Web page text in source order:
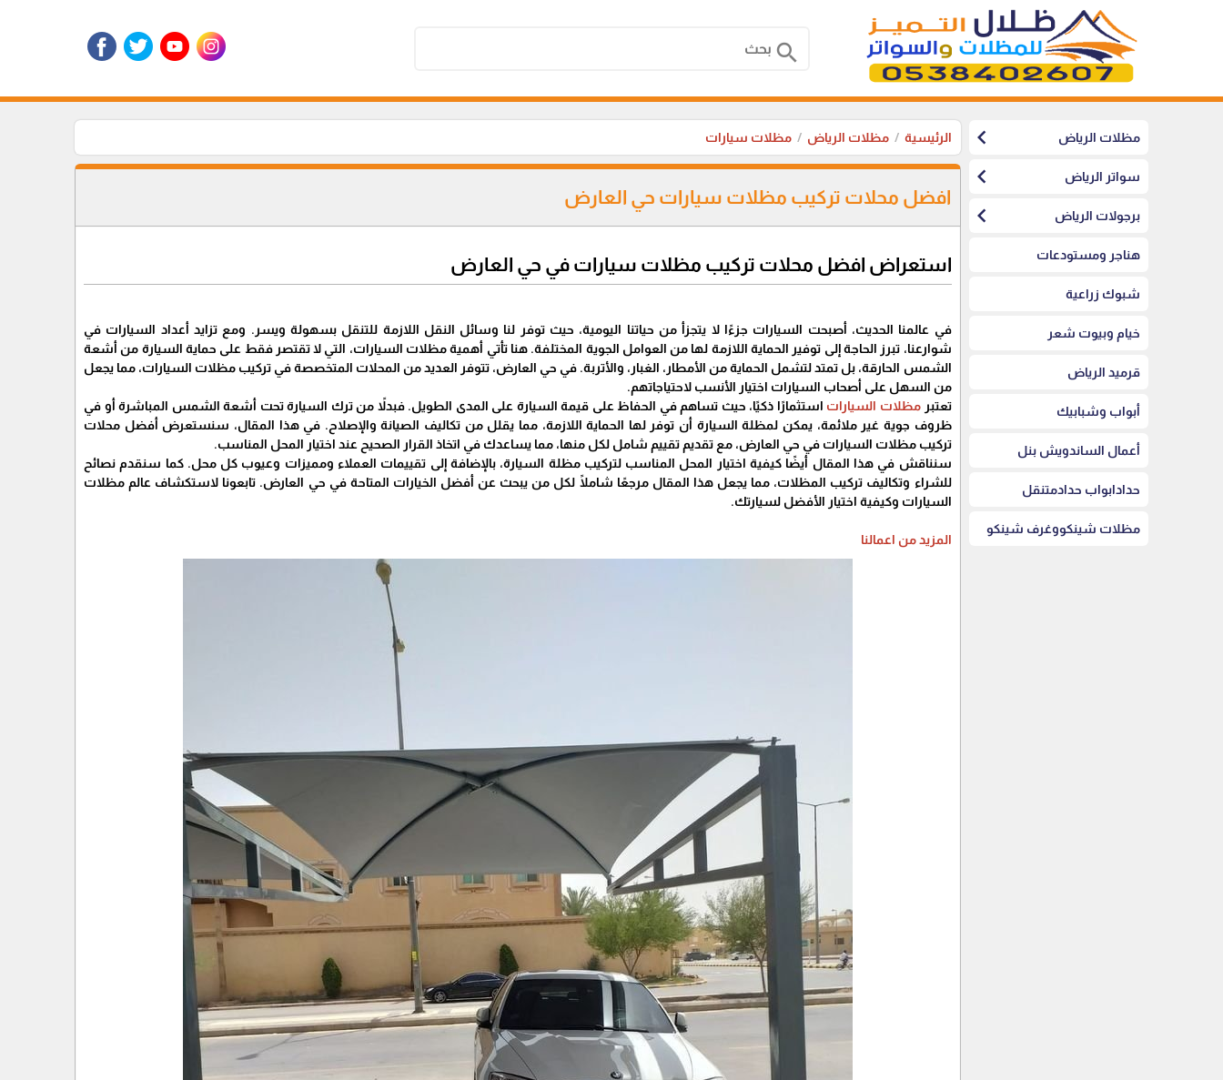
search
مظلات الرياض chevron_left
سواتر الرياض chevron_left
برجولات الرياض chevron_left
هناجر ومستودعات
شبوك زراعية
خيام وبيوت شعر
قرميد الرياض
أبواب وشبابيك
أعمال الساندويش بنل
حدادابواب حدادمتنقل
مظلات شينكووغرف شينكو
الرئيسية مظلات الرياض مظلات سيارات
افضل محلات تركيب مظلات سيارات حي العارض
استعراض افضل محلات تركيب مظلات سيارات في حي العارض
في عالمنا الحديث، أصبحت السيارات جزءًا لا يتجزأ من حياتنا اليومية، حيث توفر لنا وسائل النقل اللازمة للتنقل بسهولة ويسر. ومع تزايد أعداد السيارات في
شوارعنا، تبرز الحاجة إلى توفير الحماية اللازمة لها من العوامل الجوية المختلفة. هنا تأتي أهمية مظلات السيارات، التي لا تقتصر فقط على حماية السيارة من أشعة
الشمس الحارقة، بل تمتد لتشمل الحماية من الأمطار، الغبار، والأتربة. في حي العارض، تتوفر العديد من المحلات المتخصصة في تركيب مظلات السيارات، مما يجعل
من السهل على أصحاب السيارات اختيار الأنسب لاحتياجاتهم.
تعتبر مظلات السيارات استثمارًا ذكيًا، حيث تساهم في الحفاظ على قيمة السيارة على المدى الطويل. فبدلاً من ترك السيارة تحت أشعة الشمس المباشرة أو في
ظروف جوية غير ملائمة، يمكن لمظلة السيارة أن توفر لها الحماية اللازمة، مما يقلل من تكاليف الصيانة والإصلاح. في هذا المقال، سنستعرض أفضل محلات
تركيب مظلات السيارات في حي العارض، مع تقديم تقييم شامل لكل منها، مما يساعدك في اتخاذ القرار الصحيح عند اختيار المحل المناسب.
سنناقش في هذا المقال أيضًا كيفية اختيار المحل المناسب لتركيب مظلة السيارة، بالإضافة إلى تقييمات العملاء ومميزات وعيوب كل محل. كما سنقدم نصائح
للشراء وتكاليف تركيب المظلات، مما يجعل هذا المقال مرجعًا شاملًا لكل من يبحث عن أفضل الخيارات المتاحة في حي العارض. تابعونا لاستكشاف عالم مظلات
السيارات وكيفية اختيار الأفضل لسيارتك.
المزيد من اعمالنا